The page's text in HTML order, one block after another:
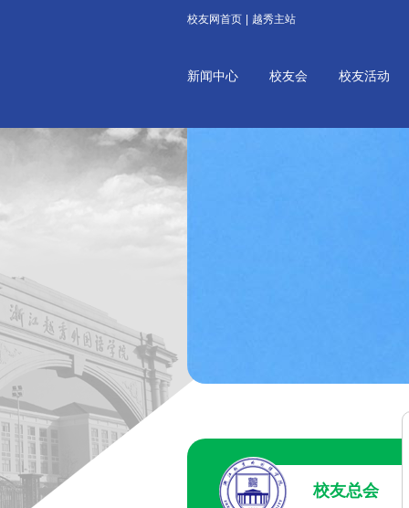
校友网首页 越秀主站
新闻中心 校友会 校友活动
校友总会